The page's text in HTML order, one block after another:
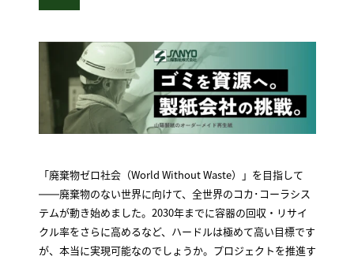
「廃棄物ゼロ社会（World Without Waste）」を目指して
――廃棄物のない世界に向けて、全世界のコカ･コーラシス
テムが動き始めました。2030年までに容器の回収・リサイ
クル率をさらに高めるなど、ハードルは極めて高い目標です
が、本当に実現可能なのでしょうか。プロジェクトを推進す